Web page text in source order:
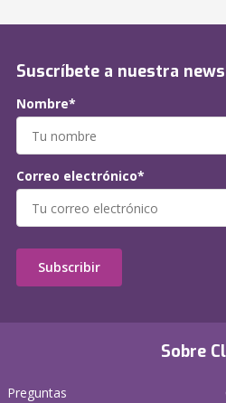
Sobre
Preguntas
Suscríbete a nuestra
Nombre*
Correo electrónico*
Subscribir